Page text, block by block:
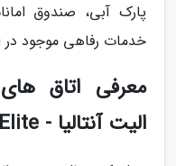
پارک آبی، صندوق
خدمات رفاهی موجود
معرفی اتاق
الیت آنتالیا - Crystal Prestige Elite